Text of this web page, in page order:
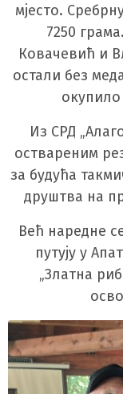
мјесто.
7250
Ковачевић и
остали без
Из СРД
оствареним
за будућа
друштва на
Већ наредне
путују у
„Златна